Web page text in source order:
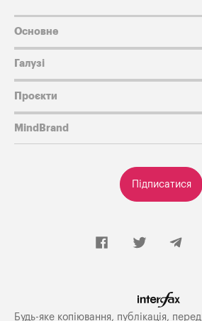
Підписатися
Основне
Галузі
Проєкти
MindBrand
Будь-яке копiювання, публiкацiя,